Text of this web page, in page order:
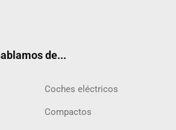
de...
Coches eléctricos
Compactos